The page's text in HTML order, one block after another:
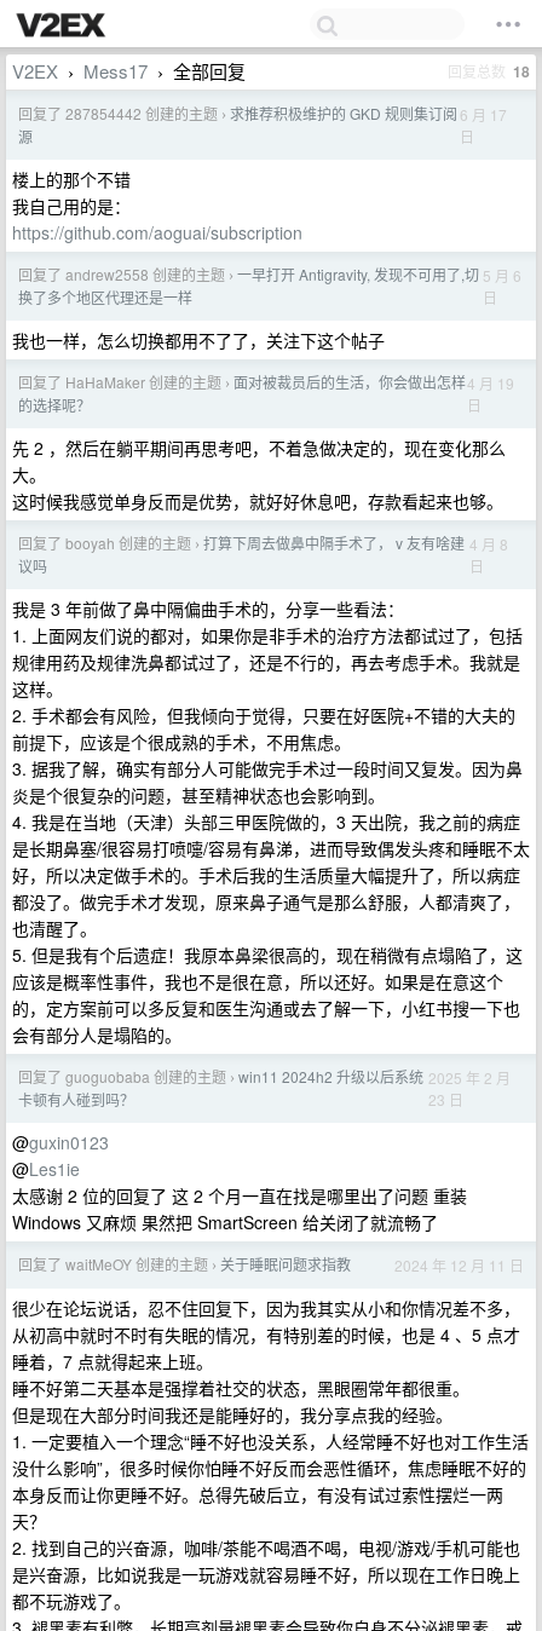
V2EX › Mess17 › 全部回复 回复总数 18
回复了 287854442 创建的主题 › 求推荐积极维护的 GKD 规则集订阅
源
6 月 17
日
楼上的那个不错
我自己用的是：
https://github.com/aoguai/subscription
回复了 andrew2558 创建的主题 › 一早打开 Antigravity, 发现不可用了,切
换了多个地区代理还是一样
5 月 6
日
我也一样，怎么切换都用不了了，关注下这个帖子
回复了 HaHaMaker 创建的主题 › 面对被裁员后的生活，你会做出怎样
的选择呢？
4 月 19
日
先 2 ，然后在躺平期间再思考吧，不着急做决定的，现在变化那么
大。
这时候我感觉单身反而是优势，就好好休息吧，存款看起来也够。
回复了 booyah 创建的主题 › 打算下周去做鼻中隔手术了， v 友有啥建
议吗
4 月 8
日
我是 3 年前做了鼻中隔偏曲手术的，分享一些看法：
1. 上面网友们说的都对，如果你是非手术的治疗方法都试过了，包括
规律用药及规律洗鼻都试过了，还是不行的，再去考虑手术。我就是
这样。
2. 手术都会有风险，但我倾向于觉得，只要在好医院+不错的大夫的
前提下，应该是个很成熟的手术，不用焦虑。
3. 据我了解，确实有部分人可能做完手术过一段时间又复发。因为鼻
炎是个很复杂的问题，甚至精神状态也会影响到。
4. 我是在当地（天津）头部三甲医院做的，3 天出院，我之前的病症
是长期鼻塞/很容易打喷嚏/容易有鼻涕，进而导致偶发头疼和睡眠不太
好，所以决定做手术的。手术后我的生活质量大幅提升了，所以病症
都没了。做完手术才发现，原来鼻子通气是那么舒服，人都清爽了，
也清醒了。
5. 但是我有个后遗症！我原本鼻梁很高的，现在稍微有点塌陷了，这
应该是概率性事件，我也不是很在意，所以还好。如果是在意这个
的，定方案前可以多反复和医生沟通或去了解一下，小红书搜一下也
会有部分人是塌陷的。
回复了 guoguobaba 创建的主题 › win11 2024h2 升级以后系统
卡顿有人碰到吗？
2025 年 2 月
23 日
@guxin0123
@Les1ie
太感谢 2 位的回复了 这 2 个月一直在找是哪里出了问题 重装
Windows 又麻烦 果然把 SmartScreen 给关闭了就流畅了
回复了 waitMeOY 创建的主题 › 关于睡眠问题求指教 2024 年 12 月 11 日
很少在论坛说话，忍不住回复下，因为我其实从小和你情况差不多，
从初高中就时不时有失眠的情况，有特别差的时候，也是 4 、5 点才
睡着，7 点就得起来上班。
睡不好第二天基本是强撑着社交的状态，黑眼圈常年都很重。
但是现在大部分时间我还是能睡好的，我分享点我的经验。
1. 一定要植入一个理念“睡不好也没关系，人经常睡不好也对工作生活
没什么影响”，很多时候你怕睡不好反而会恶性循环，焦虑睡眠不好的
本身反而让你更睡不好。总得先破后立，有没有试过索性摆烂一两
天？
2. 找到自己的兴奋源，咖啡/茶能不喝酒不喝，电视/游戏/手机可能也
是兴奋源，比如说我是一玩游戏就容易睡不好，所以现在工作日晚上
都不玩游戏了。